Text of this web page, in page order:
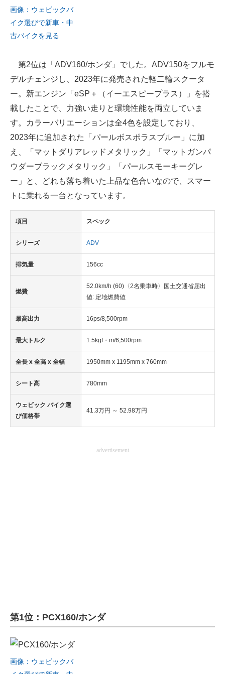
画像：ウェビックバ
イク選びで新車・中
古バイクを見る
第2位は「ADV160/ホンダ」でした。ADV150をフルモ
デルチェンジし、2023年に発売された軽二輪スクータ
ー。新エンジン「eSP＋（イーエスピープラス）」を搭
載したことで、力強い走りと環境性能を両立していま
す。カラーバリエーションは全4色を設定しており、
2023年に追加された「パールボスポラスブルー」に加
え、「マットダリアレッドメタリック」「マットガンパ
ウダーブラックメタリック」「パールスモーキーグレ
ー」と、どれも落ち着いた上品な色合いなので、スマー
トに乗れる一台となっています。
項目 スペック
シリーズ ADV
排気量 156cc
燃費
52.0km/h (60)〈2名乗車時〉国土交通省届出
値: 定地燃費値
最高出力 16ps/8,500rpm
最大トルク 1.5kgf・m/6,500rpm
全長 x 全高 x 全幅 1950mm x 1195mm x 760mm
シート高 780mm
ウェビック バイク選
び価格帯
41.3万円 ～ 52.98万円
advertisement
第1位：PCX160/ホンダ
画像：ウェビックバ